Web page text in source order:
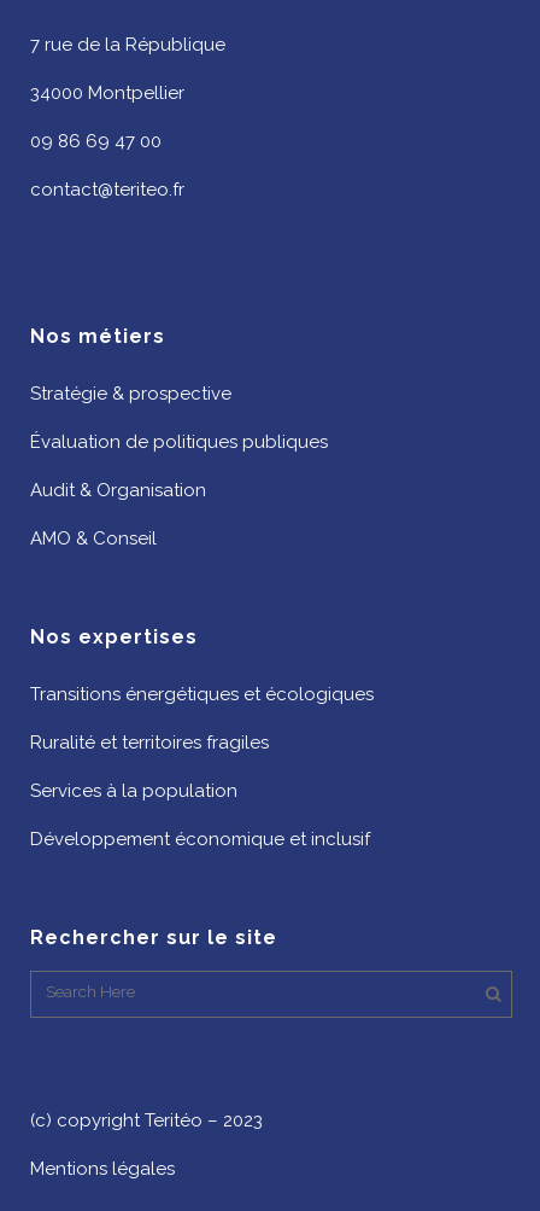
7 rue de la République
34000 Montpellier
09 86 69 47 00
contact@teriteo.fr
Nos métiers
Stratégie & prospective
Évaluation de politiques publiques
Audit & Organisation
AMO & Conseil
Nos expertises
Transitions énergétiques et écologiques
Ruralité et territoires fragiles
Services à la population
Développement économique et inclusif
Rechercher sur le site
(c) copyright Teritéo – 2023
Mentions légales